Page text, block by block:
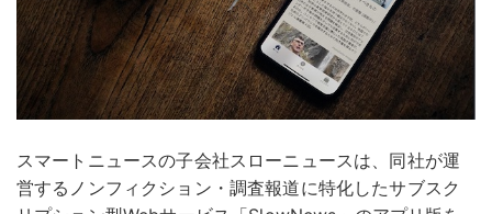
スマートニュースの子会社スローニュースは、同社が運
営するノンフィクション・調査報道に特化したサブスク